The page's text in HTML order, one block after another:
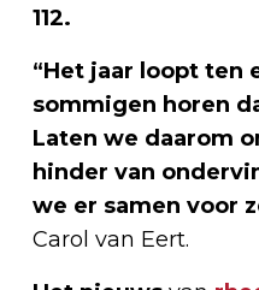
112.
“Het jaar loopt ten
sommigen horen
Laten we daarom
hinder van
we er samen voor
Carol van Eert.